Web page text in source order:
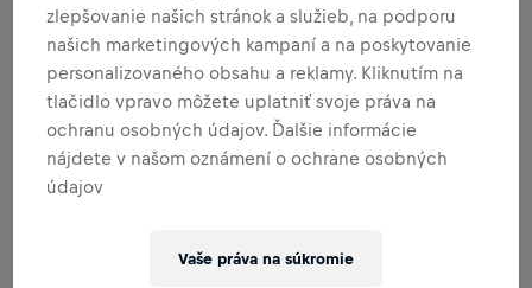
0,00 USD VYZBIERANÉ Z 0,00 USD CIEĽA
PRÍSPEVKY PRISPIEŤ
Prispej k zmene! 100 % z tvojho príspevku putuje
priamo na výskum poranení miechy.
zlepšovanie našich stránok a služieb, na podporu
našich marketingových kampaní a na poskytovanie
personalizovaného obsahu a reklamy. Kliknutím na
tlačidlo vpravo môžete uplatniť svoje práva na
ochranu osobných údajov. Ďalšie informácie
nájdete v našom oznámení o ochrane osobných
údajov
Vaše práva na súkromie